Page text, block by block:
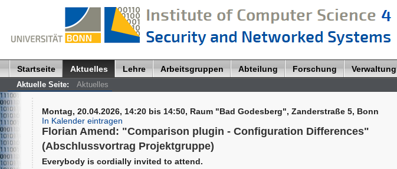
Startseite Aktuelles Lehre Arbeitsgruppen Abteilung Forschung Verwaltung
Aktuelle Seite: Aktuelles
Montag, 20.04.2026, 14:20 bis 14:50, Raum "Bad Godesberg", Zanderstraße 5, Bonn
In Kalender eintragen
Florian Amend: "Comparison plugin - Configuration Differences"
(Abschlussvortrag Projektgruppe)
Everybody is cordially invited to attend.